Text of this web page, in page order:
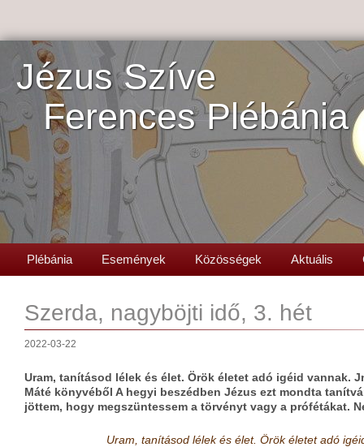
Jézus Szíve
Ferences Plébánia
Plébánia Események Közösségek Aktuális
Szerda, nagyböjti idő, 3. hét
2022-03-22
Uram, tanításod lélek és élet. Örök életet adó igéid vannak.
Máté könyvéből A hegyi beszédben Jézus ezt mondta
jöttem, hogy megszüntessem a törvényt vagy a prófétákat.
Uram, tanításod lélek és élet. Örök életet adó